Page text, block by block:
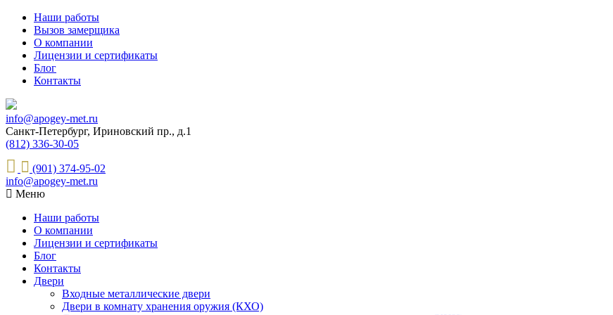
Наши работы
Вызов замерщика
О компании
Лицензии и сертификаты
Блог
Контакты
info@apogey-met.ru
Санкт-Петербург, Ириновский пр., д.1
(812) 336-30-05
(901) 374-95-02
info@apogey-met.ru
Меню
Наши работы
О компании
Лицензии и сертификаты
Блог
Контакты
Двери
Входные металлические двери
Двери в комнату хранения оружия (КХО)